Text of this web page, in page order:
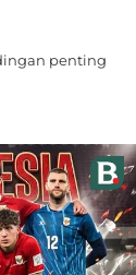
penting